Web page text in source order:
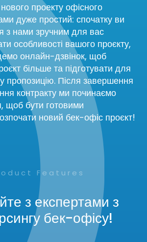
проекту офісного
дуже простий: спочатку ви
з нами зручним для вас
особливості вашого проєкту,
онлайн-дзвінок, щоб
більше та підготувати для
пропозицію. Після завершення
контракту ми починаємо
щоб бути готовими
новий бек-офіс проєкт!
Features
з експертами з
бек-офісу!